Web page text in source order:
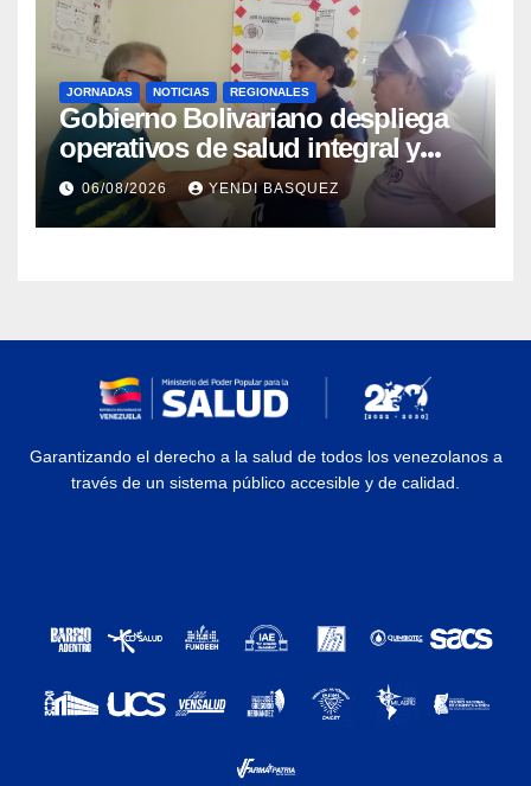
JORNADAS NOTICIAS REGIONALES
Gobierno Bolivariano despliega
operativos de salud integral y
protección social en los
municipios Sucre y Mario
Briceño Iragorry del estado
06/08/2026 YENDI BASQUEZ
Garantizando el derecho a la salud de todos los venezolanos a
través de un sistema público accesible y de calidad.